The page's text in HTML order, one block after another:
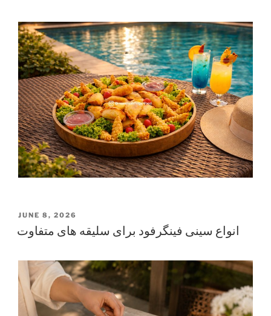
POSTED
JUNE 8, 2026
انواع سینی فینگرفود برای سلیقه های متفاوت